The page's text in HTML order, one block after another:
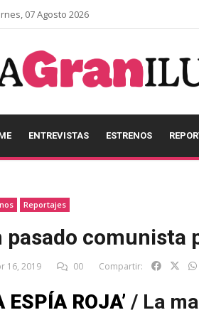
07 Agosto 2026
ENTREVISTAS ESTRENOS
Reportajes
pasado comunista
16, 2019 00 Compartir:
ESPÍA ROJA’ / La